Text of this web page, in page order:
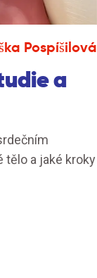
Pospíšilová
a
tělo a jaké kroky